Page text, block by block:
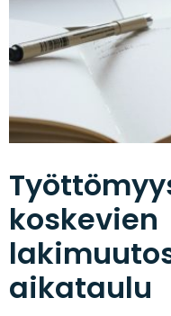
koskevien
aikataulu